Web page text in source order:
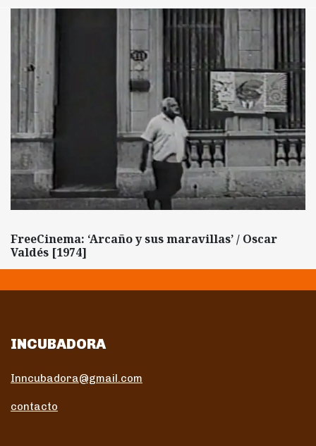
FreeCinema: ‘Arcaño y sus maravillas’ / Oscar
Valdés [1974]
INCUBADORA
Inncubadora@gmail.com
contacto